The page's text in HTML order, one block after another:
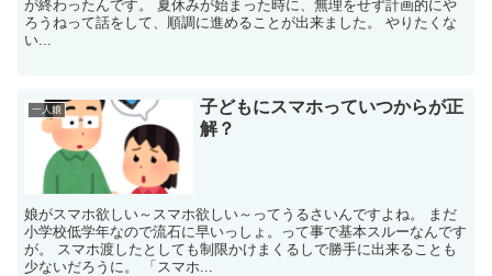
が終わったんです。 夏休みが始まった時に、無理をせず計画的にや
ろうねって話をして、順調に進めることが出来ました。 やりたくな
い...
一人娘
子どもにスマホっていつからが正
解？
娘がスマホ欲しい～スマホ欲しい～ってうるさいんですよね。 まだ
小学校低学年なので流石に早いっしょ。って事で基本スルーなんです
が。 スマホ渡したとしても制限かけまくるしで勝手に出来ることも
少ないだろうに。 「スマホ...